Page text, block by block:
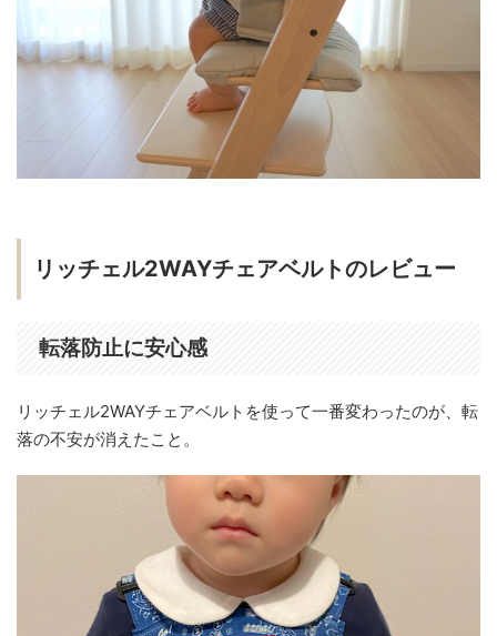
リッチェル2WAYチェアベルトのレビュー
転落防止に安心感
リッチェル2WAYチェアベルトを使って一番変わったのが、転
落の不安が消えたこと。